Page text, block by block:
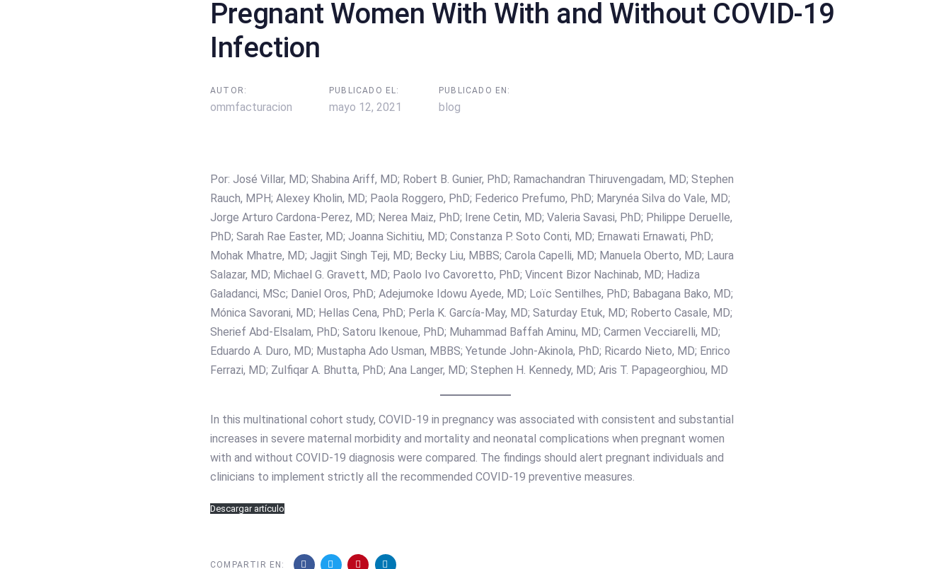
Pregnant Women With With and Without COVID-19
Infection
AUTOR:
ommfacturacion
PUBLICADO EL:
mayo 12, 2021
PUBLICADO EN:
blog
Por: José Villar, MD; Shabina Ariff, MD; Robert B. Gunier, PhD; Ramachandran Thiruvengadam, MD; Stephen
Rauch, MPH; Alexey Kholin, MD; Paola Roggero, PhD; Federico Prefumo, PhD; Marynéa Silva do Vale, MD;
Jorge Arturo Cardona-Perez, MD; Nerea Maiz, PhD; Irene Cetin, MD; Valeria Savasi, PhD; Philippe Deruelle,
PhD; Sarah Rae Easter, MD; Joanna Sichitiu, MD; Constanza P. Soto Conti, MD; Ernawati Ernawati, PhD;
Mohak Mhatre, MD; Jagjit Singh Teji, MD; Becky Liu, MBBS; Carola Capelli, MD; Manuela Oberto, MD; Laura
Salazar, MD; Michael G. Gravett, MD; Paolo Ivo Cavoretto, PhD; Vincent Bizor Nachinab, MD; Hadiza
Galadanci, MSc; Daniel Oros, PhD; Adejumoke Idowu Ayede, MD; Loïc Sentilhes, PhD; Babagana Bako, MD;
Mónica Savorani, MD; Hellas Cena, PhD; Perla K. García-May, MD; Saturday Etuk, MD; Roberto Casale, MD;
Sherief Abd-Elsalam, PhD; Satoru Ikenoue, PhD; Muhammad Baffah Aminu, MD; Carmen Vecciarelli, MD;
Eduardo A. Duro, MD; Mustapha Ado Usman, MBBS; Yetunde John-Akinola, PhD; Ricardo Nieto, MD; Enrico
Ferrazi, MD; Zulfiqar A. Bhutta, PhD; Ana Langer, MD; Stephen H. Kennedy, MD; Aris T. Papageorghiou, MD
In this multinational cohort study, COVID-19 in pregnancy was associated with consistent and substantial
increases in severe maternal morbidity and mortality and neonatal complications when pregnant women
with and without COVID-19 diagnosis were compared. The findings should alert pregnant individuals and
clinicians to implement strictly all the recommended COVID-19 preventive measures.
Descargar artículo
COMPARTIR EN: